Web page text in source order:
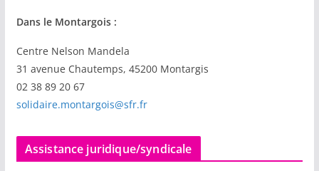
Dans le Montargois :
Centre Nelson Mandela
31 avenue Chautemps, 45200 Montargis
02 38 89 20 67
solidaire.montargois@sfr.fr
Assistance juridique/syndicale